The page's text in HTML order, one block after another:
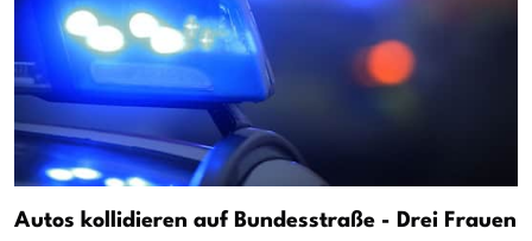
Autos kollidieren auf Bundesstraße - Drei Frauen